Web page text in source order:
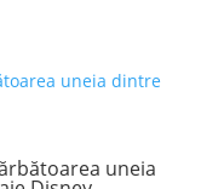
uneia